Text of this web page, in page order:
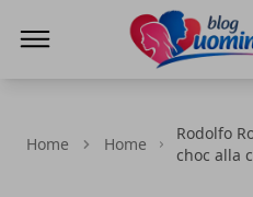
Home Home
Rodolfo
choc alla